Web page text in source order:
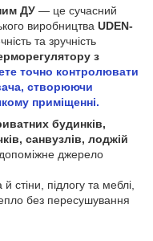
ДУ — це сучасний
виробництва UDEN-
та зручність
з
точно контролювати
створюючи
приміщенні.
будинків,
санвузлів, лоджій
джерело
стіни, підлогу та меблі,
без пересушування